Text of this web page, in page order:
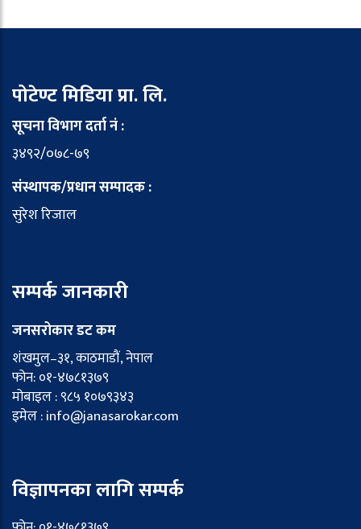
पोटेण्ट मिडिया प्रा. लि.
सूचना विभाग दर्ता नं :
३४९२/०७८-७९
संस्थापक/प्रधान सम्पादक :
सुरेश रिजाल
सम्पर्क जानकारी
जनसरोकार डट कम
शंखमुल–३१, काठमाडौं, नेपाल
फोन: ०१-४७८१३७९
मोबाइल : ९८५ १०७९३४३
इमेल : info@janasarokar.com
विज्ञापनका लागि सम्पर्क